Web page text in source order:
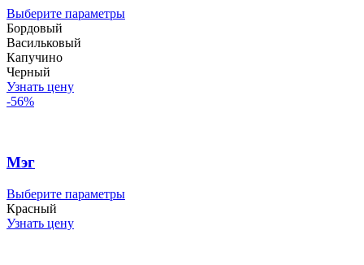
на
странице
Выберите параметрыЭтот
Бордовый
Васильковый
Капучино
Черный
Узнать цену
-56%
Мэг
Выберите параметрыЭтот
Красный
Узнать цену